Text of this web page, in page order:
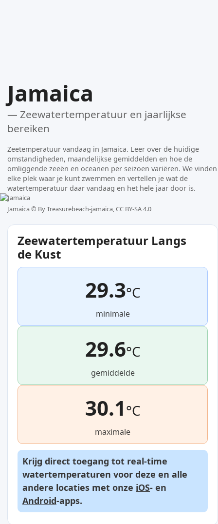
Jamaica
— Zeewatertemperatuur en jaarlijkse
bereiken
Zeetemperatuur vandaag in Jamaica. Leer over de huidige
omstandigheden, maandelijkse gemiddelden en hoe de
omliggende zeeën en oceanen per seizoen variëren. We vinden
elke plek waar je kunt zwemmen en vertellen je wat de
watertemperatuur daar vandaag en het hele jaar door is.
Jamaica © By Treasurebeach-jamaica, CC BY-SA 4.0
Zeewatertemperatuur Langs
de Kust
29.3°C
minimale
29.6°C
gemiddelde
30.1°C
maximale
Krijg direct toegang tot real-time
watertemperaturen voor deze en alle
andere locaties met onze iOS- en
Android-apps.